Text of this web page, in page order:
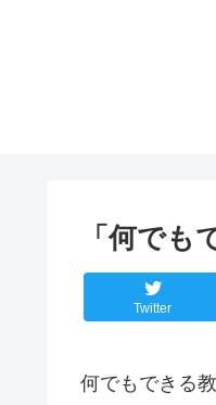
「何でも
Twitter
何でもできる